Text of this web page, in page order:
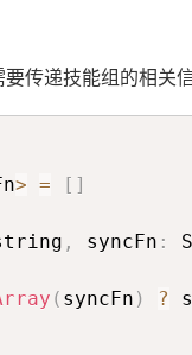
传递技能组的相关
> = [ ]
, syncFn :
( syncFn ) ?